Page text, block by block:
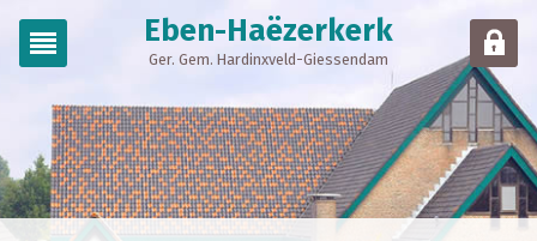
Eben-Haëzerkerk
Ger. Gem. Hardinxveld-Giessendam